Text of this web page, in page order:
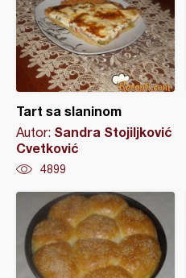
Tart sa slaninom
Autor: Sandra Stojiljković
Cvetković
4899